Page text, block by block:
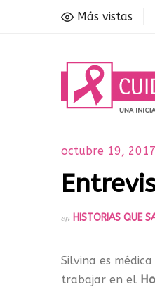
Más vistas
octubre 19, 2017
en HISTORIAS QUE
Silvina es
trabajar en el